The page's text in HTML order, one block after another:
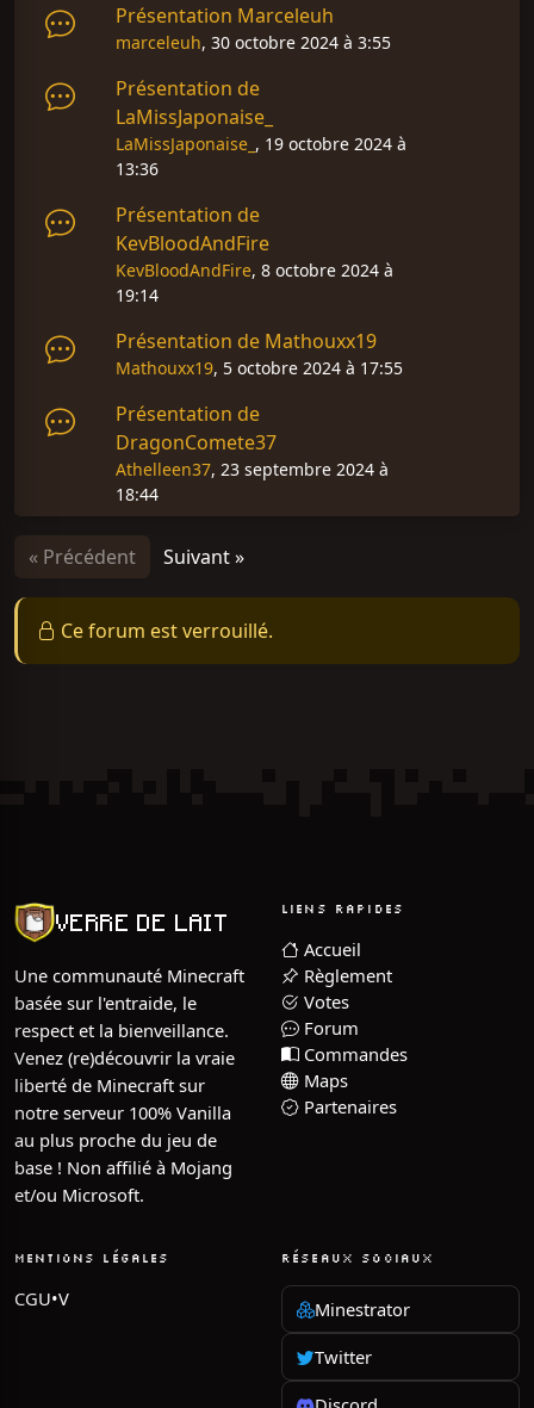
Présentation Marceleuh
marceleuh, 30 octobre 2024 à 3:55
Présentation de
LaMissJaponaise_
LaMissJaponaise_ , 19 octobre 2024 à
13:36
Présentation de
KevBloodAndFire
KevBloodAndFire, 8 octobre 2024 à
19:14
Présentation de Mathouxx19
Mathouxx19, 5 octobre 2024 à 17:55
Présentation de
DragonComete37
Athelleen37, 23 septembre 2024 à
18:44
« Précédent Suivant »
Ce forum est verrouillé.
VERRE DE LAIT
Une communauté Minecraft
basée sur l'entraide, le
respect et la bienveillance.
Venez (re)découvrir la vraie
liberté de Minecraft sur
notre serveur 100% Vanilla
au plus proche du jeu de
base ! Non affilié à Mojang
et/ou Microsoft.
LIENS RAPIDES
Accueil
Règlement
Votes
Forum
Commandes
Maps
Partenaires
MENTIONS LÉGALES
CGU•V
RÉSEAUX SOCIAUX
Minestrator
Twitter